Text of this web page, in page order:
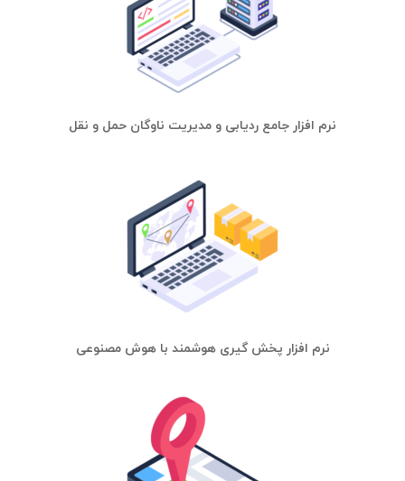
نرم افزار جامع ردیابی و مدیریت ناوگان حمل و نقل
نرم افزار پخش گیری هوشمند با هوش مصنوعی